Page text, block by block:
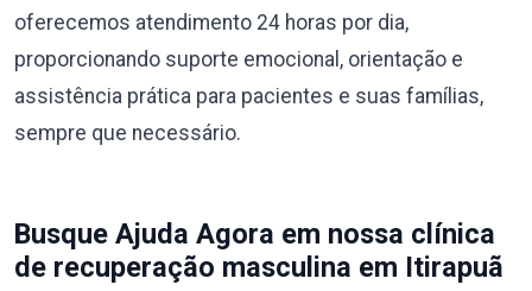
oferecemos atendimento 24 horas por dia,
proporcionando suporte emocional, orientação e
assistência prática para pacientes e suas famílias,
sempre que necessário.
Busque Ajuda Agora em nossa clínica
de recuperação masculina em Itirapuã